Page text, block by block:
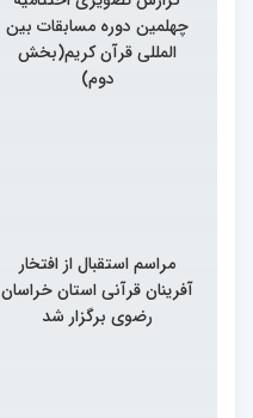
چهلمین دوره مسابقات بین
المللی قرآن کریم(بخش
دوم)
مراسم استقبال از افتخار
آفرینان قرآنی استان خراسان
رضوی برگزار شد